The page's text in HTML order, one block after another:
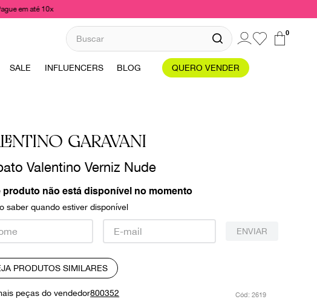
em até 10x
Buscar 0
SALE INFLUENCERS BLOG QUERO VENDER
GARAVANI
Valentino Verniz Nude
produto não está disponível no momento
saber quando estiver disponível
ENVIAR
PRODUTOS SIMILARES
peças do vendedor800352 : 2619